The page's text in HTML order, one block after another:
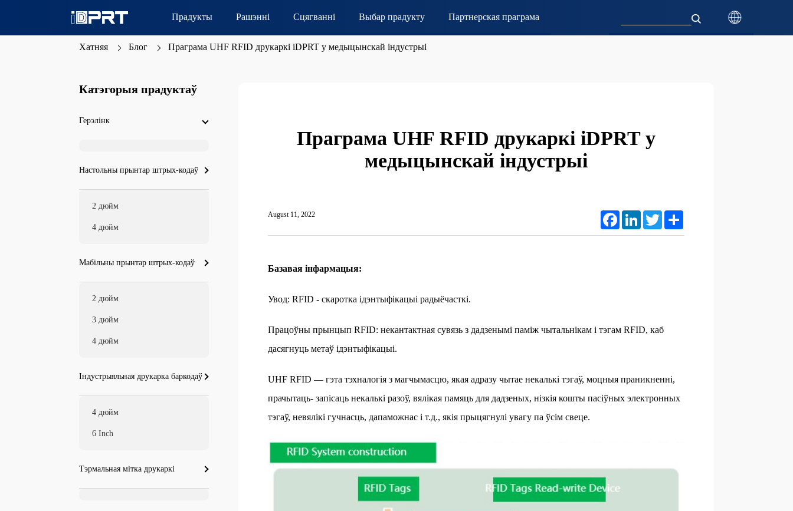
Прадукты Рашэнні Сцягванні Выбар прадукту Партнерская праграма
Хатняя Блог Праграма UHF RFID друкаркі iDPRT у медыцынскай індустрыі
Праграма UHF RFID друкаркі iDPRT у
медыцынскай індустрыі
August 11, 2022 FacebookLinkedIn Twitter
Базавая інфармацыя:
Увод: RFID - скаротка ідэнтыфікацыі радыёчасткі.
Працоўны прынцып RFID: некантактная сувязь з дадзенымі паміж чытальнікам і тэгам RFID, каб
дасягнуць метаў ідэнтыфікацыі.
UHF RFID — гэта тэхналогія з магчымасцю, якая адразу чытае некалькі тэгаў, моцныя праникненні,
прачытаць- запісаць некалькі разоў, вялікая памяць для дадзеных, нізкія кошты пасіўных электронных
тэгаў, невялікі гучнасць, дапаможнас і т.д., якія прыцягнулі увагу па ўсім свеце.
Катэгорыя прадуктаў
Герэлінк
Настольны прынтар штрых-кодаў
2 дюйм
4 дюйм
Мабільны прынтар штрых-кодаў
2 дюйм
3 дюйм
4 дюйм
Індустрыяльная друкарка баркодаў
4 дюйм
6 Inch
Тэрмальная мітка друкаркі